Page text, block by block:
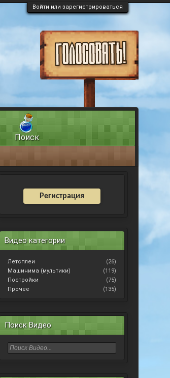
Войти или зарегистрироваться
Регистрация
Видео категории
Летсплеи
(26)
Машинима (мультики)
(119)
Постройки
(75)
Прочее
(135)
Поиск Видео
Поиск